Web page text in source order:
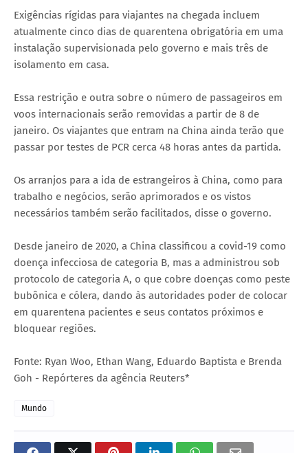
Exigências rígidas para viajantes na chegada incluem
atualmente cinco dias de quarentena obrigatória em uma
instalação supervisionada pelo governo e mais três de
isolamento em casa.
Essa restrição e outra sobre o número de passageiros em
voos internacionais serão removidas a partir de 8 de
janeiro. Os viajantes que entram na China ainda terão que
passar por testes de PCR cerca 48 horas antes da partida.
Os arranjos para a ida de estrangeiros à China, como para
trabalho e negócios, serão aprimorados e os vistos
necessários também serão facilitados, disse o governo.
Desde janeiro de 2020, a China classificou a covid-19 como
doença infecciosa de categoria B, mas a administrou sob
protocolo de categoria A, o que cobre doenças como peste
bubônica e cólera, dando às autoridades poder de colocar
em quarentena pacientes e seus contatos próximos e
bloquear regiões.
Fonte: Ryan Woo, Ethan Wang, Eduardo Baptista e Brenda
Goh - Repórteres da agência Reuters*
Mundo